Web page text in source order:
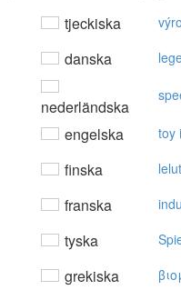
tjeckiska
danska
nederländska
engelska toy
finska
franska
tyska
grekiska